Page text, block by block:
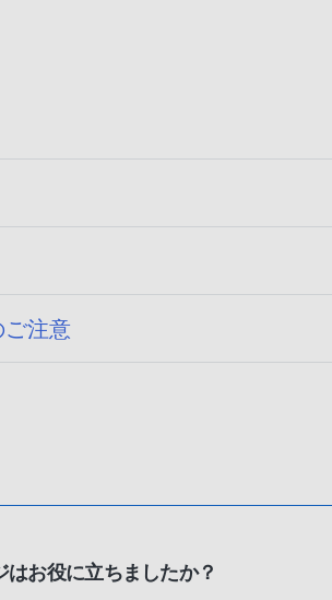
注意
はお役に立ちましたか？